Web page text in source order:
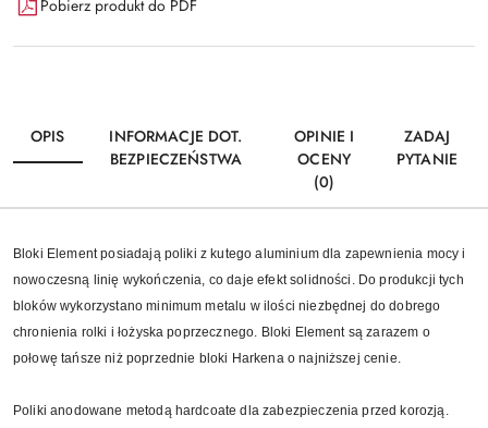
Pobierz produkt do PDF
OPIS
INFORMACJE DOT.
BEZPIECZEŃSTWA
OPINIE I
OCENY
(0)
ZADAJ
PYTANIE
Bloki Element posiadają poliki z kutego aluminium dla zapewnienia mocy i
nowoczesną linię wykończenia, co daje efekt solidności. Do produkcji tych
bloków wykorzystano minimum metalu w ilości niezbędnej do dobrego
chronienia rolki i łożyska poprzecznego. Bloki Element są zarazem o
połowę tańsze niż poprzednie bloki Harkena o najniższej cenie.
Poliki anodowane metodą hardcoate dla zabezpieczenia przed korozją.